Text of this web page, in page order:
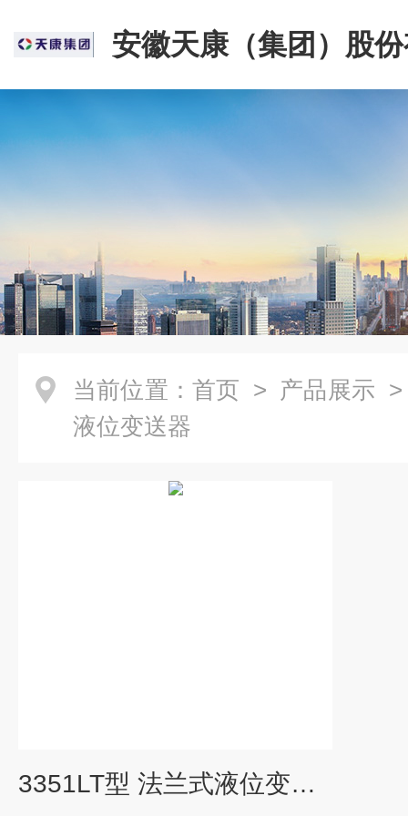
安徽天康（集团）股
司
当前位置： 首页 > 产品展示
液位变送器
3351LT型 法兰式液位变送器